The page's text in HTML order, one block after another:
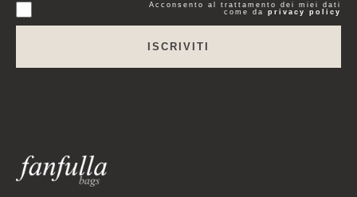
Acconsento al trattamento dei miei dati
come da privacy policy
ISCRIVITI